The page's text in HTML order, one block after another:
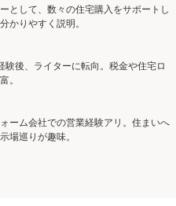
として、数々の住宅購入をサポートし
かりやすく説明。
験後、ライターに転向。税金や住宅ロ
。
ーム会社での営業経験アリ。住まいへ
場巡りが趣味。